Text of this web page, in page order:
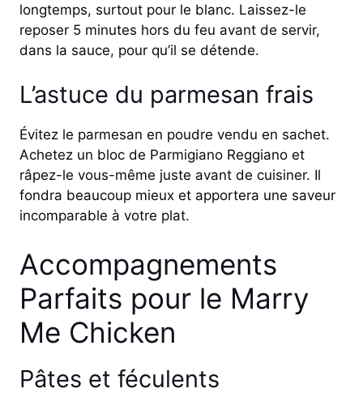
longtemps, surtout pour le blanc. Laissez-le
reposer 5 minutes hors du feu avant de servir,
dans la sauce, pour qu’il se détende.
L’astuce du parmesan frais
Évitez le parmesan en poudre vendu en sachet.
Achetez un bloc de Parmigiano Reggiano et
râpez-le vous-même juste avant de cuisiner. Il
fondra beaucoup mieux et apportera une saveur
incomparable à votre plat.
Accompagnements
Parfaits pour le Marry
Me Chicken
Pâtes et féculents